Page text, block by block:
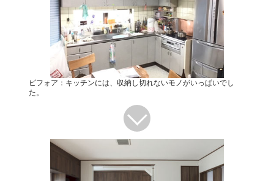
ビフォア：キッチンには、収納し切れないモノがいっぱいでし
た。